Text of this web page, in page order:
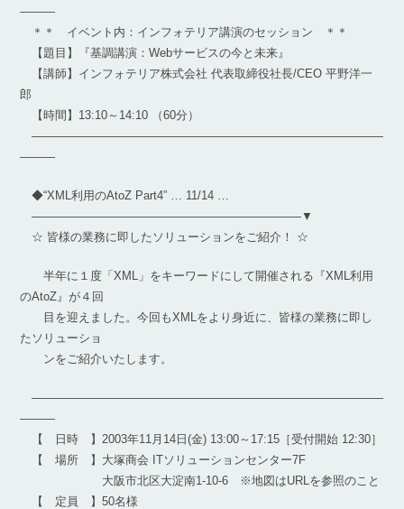
―――
＊＊ イベント内：インフォテリア講演のセッション ＊＊
【題目】『基調講演：Webサービスの今と未来』
【講師】インフォテリア株式会社 代表取締役社長/CEO 平野洋一
郎
【時間】13:10～14:10 （60分）
――――――――――――――――――――――――――――――
―――
◆“XML利用のAtoZ Part4” … 11/14 …
———————————————————————▼
☆ 皆様の業務に即したソリューションをご紹介！ ☆
半年に１度「XML」をキーワードにして開催される『XML利用
のAtoZ』が４回
目を迎えました。今回もXMLをより身近に、皆様の業務に即し
たソリューショ
ンをご紹介いたします。
――――――――――――――――――――――――――――――
―――
【 日時 】2003年11月14日(金) 13:00～17:15［受付開始 12:30］
【 場所 】大塚商会 ITソリューションセンター7F
大阪市北区大淀南1-10-6 ※地図はURLを参照のこと
【 定員 】50名様